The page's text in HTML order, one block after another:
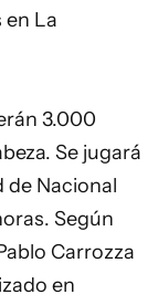
La
3.000
Se jugará
de Nacional
Según
Carrozza
en